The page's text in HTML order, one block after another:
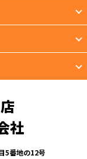
社
5番地の12号